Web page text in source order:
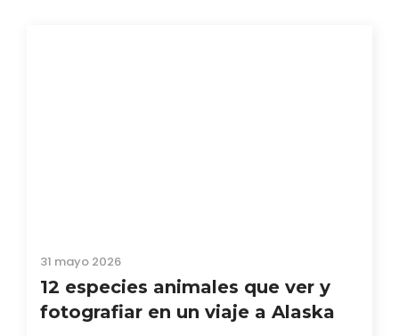
31 mayo 2026
12 especies animales que ver y
fotografiar en un viaje a Alaska